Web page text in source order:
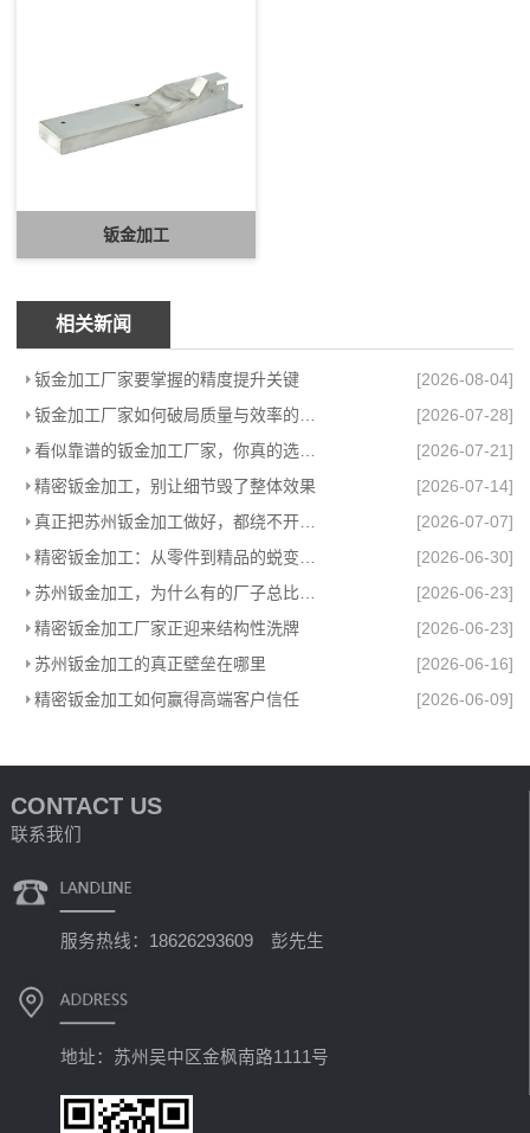
钣金加工
相关新闻
钣金加工厂家要掌握的精度提升关键
[2026-08-04]
钣金加工厂家如何破局质量与效率的困局
[2026-07-28]
看似靠谱的钣金加工厂家，你真的选对了吗？
[2026-07-21]
精密钣金加工，别让细节毁了整体效果
[2026-07-14]
真正把苏州钣金加工做好，都绕不开这件事
[2026-07-07]
精密钣金加工：从零件到精品的蜕变之路
[2026-06-30]
苏州钣金加工，为什么有的厂子总比别的强
[2026-06-23]
精密钣金加工厂家正迎来结构性洗牌
[2026-06-23]
苏州钣金加工的真正壁垒在哪里
[2026-06-16]
精密钣金加工如何赢得高端客户信任
[2026-06-09]
CONTACT US
联系我们
服务热线：18626293609 彭先生
地址：苏州吴中区金枫南路1111号